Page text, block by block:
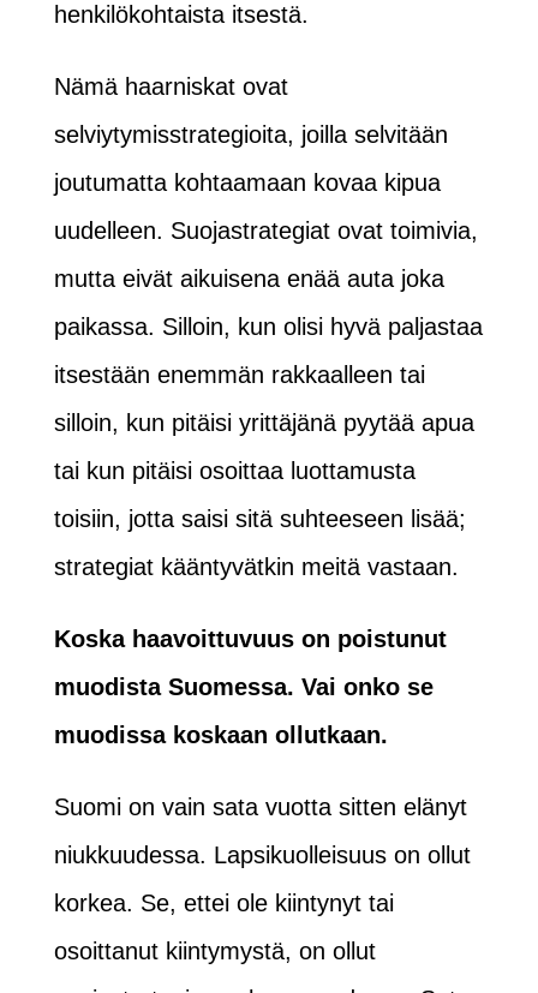
henkilökohtaista itsestä.
Nämä haarniskat ovat
selviytymisstrategioita, joilla selvitään
joutumatta kohtaamaan kovaa kipua
uudelleen. Suojastrategiat ovat toimivia,
mutta eivät aikuisena enää auta joka
paikassa. Silloin, kun olisi hyvä paljastaa
itsestään enemmän rakkaalleen tai
silloin, kun pitäisi yrittäjänä pyytää apua
tai kun pitäisi osoittaa luottamusta
toisiin, jotta saisi sitä suhteeseen lisää;
strategiat kääntyvätkin meitä vastaan.
Koska haavoittuvuus on poistunut
muodista Suomessa. Vai onko se
muodissa koskaan ollutkaan.
Suomi on vain sata vuotta sitten elänyt
niukkuudessa. Lapsikuolleisuus on ollut
korkea. Se, ettei ole kiintynyt tai
osoittanut kiintymystä, on ollut